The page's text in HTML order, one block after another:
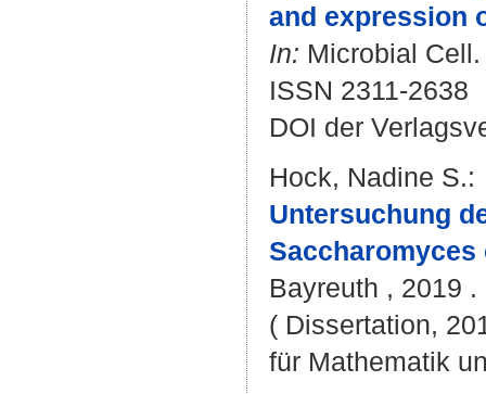
and expression
In: Microbial
ISSN 2311-2638
DOI der
Hock, Nadine S.:
Untersuchung
Saccharomyces
Bayreuth , 2019
( Dissertation,
für Mathematik